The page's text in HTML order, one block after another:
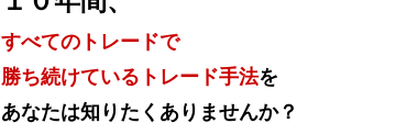
すべてのトレードで
勝ち続けているトレード手法を
あなたは知りたくありませんか？